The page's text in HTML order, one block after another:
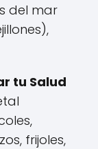
del mar
tu Salud
frijoles,